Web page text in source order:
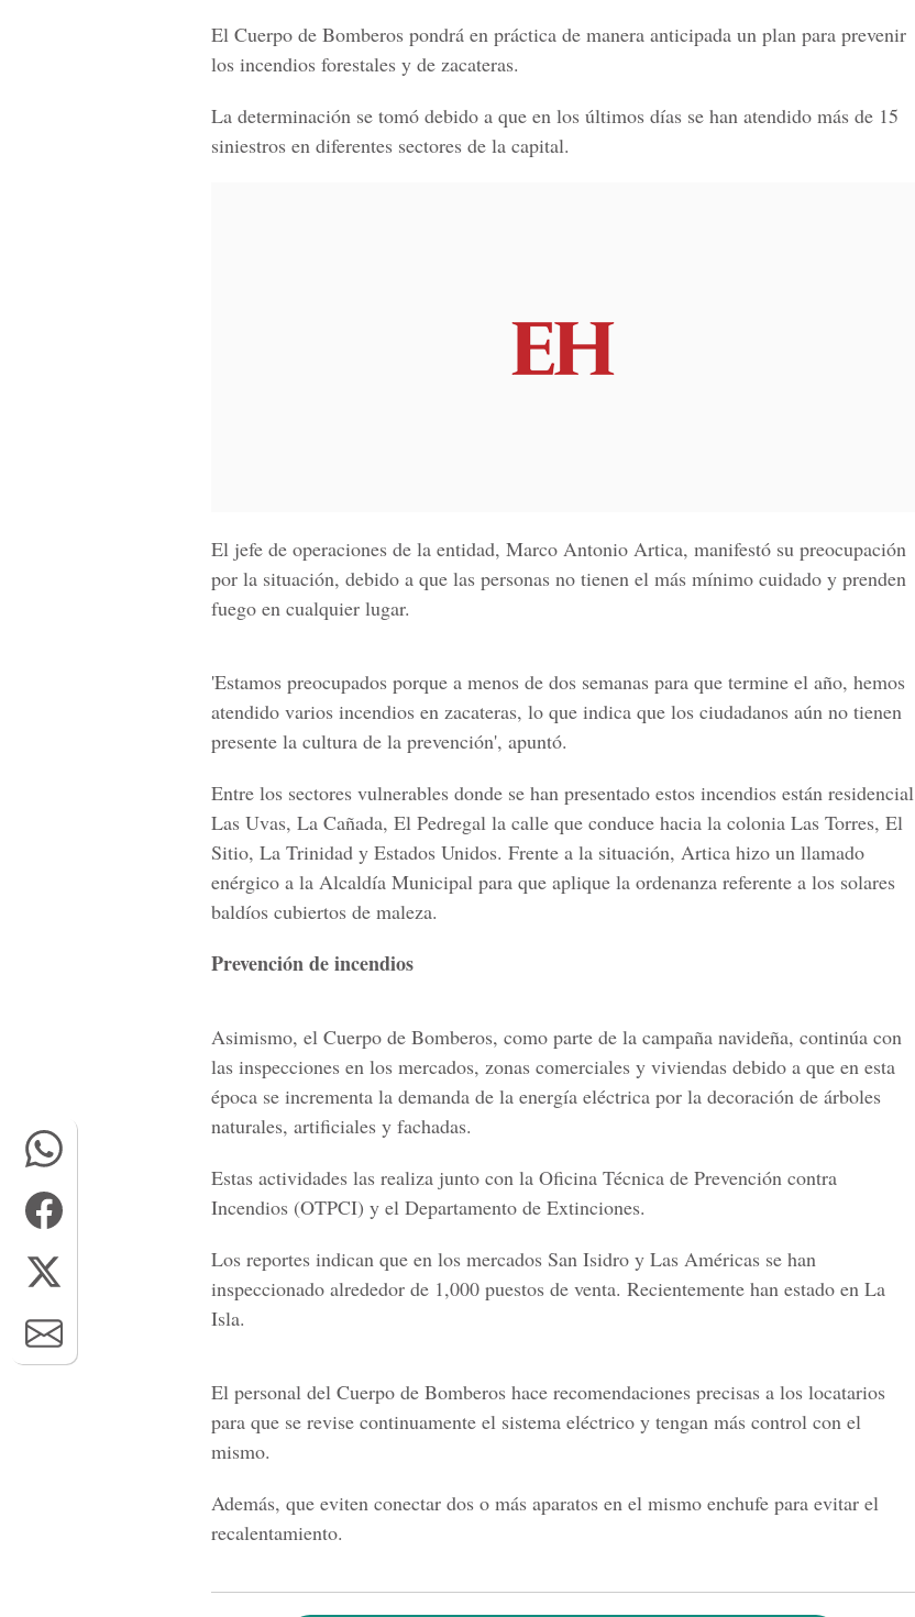
El Cuerpo de Bomberos pondrá en práctica de manera anticipada un plan para prevenir
los incendios forestales y de zacateras.
La determinación se tomó debido a que en los últimos días se han atendido más de 15
siniestros en diferentes sectores de la capital.
El jefe de operaciones de la entidad, Marco Antonio Artica, manifestó su preocupación
por la situación, debido a que las personas no tienen el más mínimo cuidado y prenden
fuego en cualquier lugar.
'Estamos preocupados porque a menos de dos semanas para que termine el año, hemos
atendido varios incendios en zacateras, lo que indica que los ciudadanos aún no tienen
presente la cultura de la prevención', apuntó.
Entre los sectores vulnerables donde se han presentado estos incendios están residencial
Las Uvas, La Cañada, El Pedregal la calle que conduce hacia la colonia Las Torres, El
Sitio, La Trinidad y Estados Unidos. Frente a la situación, Artica hizo un llamado
enérgico a la Alcaldía Municipal para que aplique la ordenanza referente a los solares
baldíos cubiertos de maleza.
Prevención de incendios
Asimismo, el Cuerpo de Bomberos, como parte de la campaña navideña, continúa con
las inspecciones en los mercados, zonas comerciales y viviendas debido a que en esta
época se incrementa la demanda de la energía eléctrica por la decoración de árboles
naturales, artificiales y fachadas.
Estas actividades las realiza junto con la Oficina Técnica de Prevención contra
Incendios (OTPCI) y el Departamento de Extinciones.
Los reportes indican que en los mercados San Isidro y Las Américas se han
inspeccionado alrededor de 1,000 puestos de venta. Recientemente han estado en La
Isla.
El personal del Cuerpo de Bomberos hace recomendaciones precisas a los locatarios
para que se revise continuamente el sistema eléctrico y tengan más control con el
mismo.
Además, que eviten conectar dos o más aparatos en el mismo enchufe para evitar el
recalentamiento.